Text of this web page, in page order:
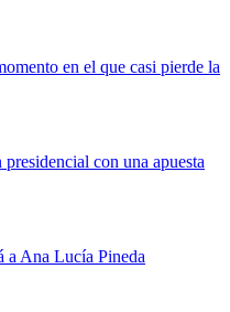
en el que casi pierde la
con una apuesta
a Ana Lucía Pineda